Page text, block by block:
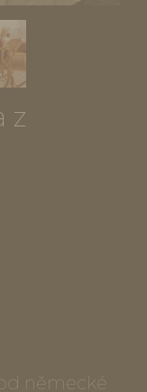
z
německé